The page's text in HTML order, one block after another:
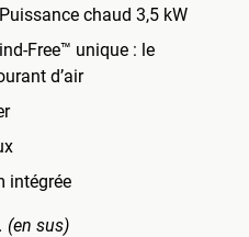
chaud 3,5 kW
Free™ unique : le
d’air
intégrée
(en sus)